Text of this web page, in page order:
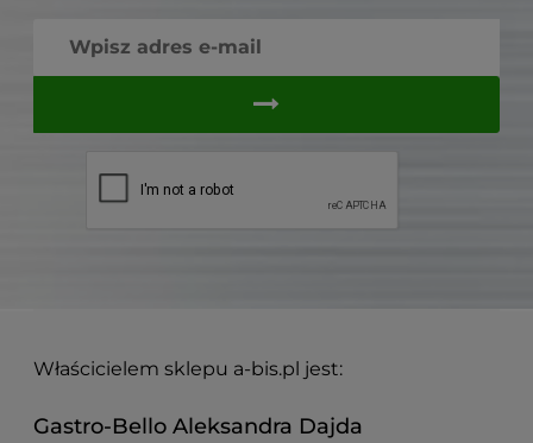
Właścicielem sklepu a-bis.pl jest:
Gastro-Bello Aleksandra Dajda